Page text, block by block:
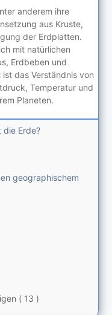
anderem ihre
aus Kruste,
der Erdplatten.
mit natürlichen
Erdbeben und
das Verständnis von
Temperatur und
Planeten.
die Erde?
geographischem
( 13 )